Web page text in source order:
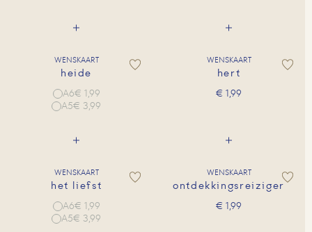
WENSKAART
heide
A6€ 1,99
A5€ 3,99
WENSKAART
hert
€ 1,99
WENSKAART
het liefst
A6€ 1,99
A5€ 3,99
WENSKAART
ontdekkingsreiziger
€ 1,99